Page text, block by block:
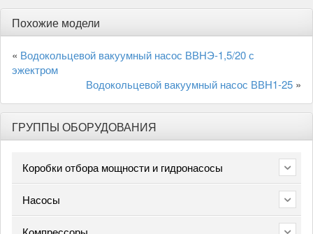
Похожие модели
« Водокольцевой вакуумный насос ВВНЭ-1,5/20 с
эжектром
Водокольцевой вакуумный насос ВВН1-25 »
ГРУППЫ ОБОРУДОВАНИЯ
Коробки отбора мощности и гидронасосы
Насосы